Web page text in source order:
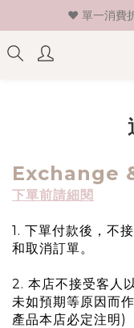
♥ 新會
♥ 單一消費
♥ 新會
Exchange
下單前請細閱
1. 下單付款後，不
和取消訂單。
2. 本店不接受客人
未如預期等原因而
產品本店必定注明)